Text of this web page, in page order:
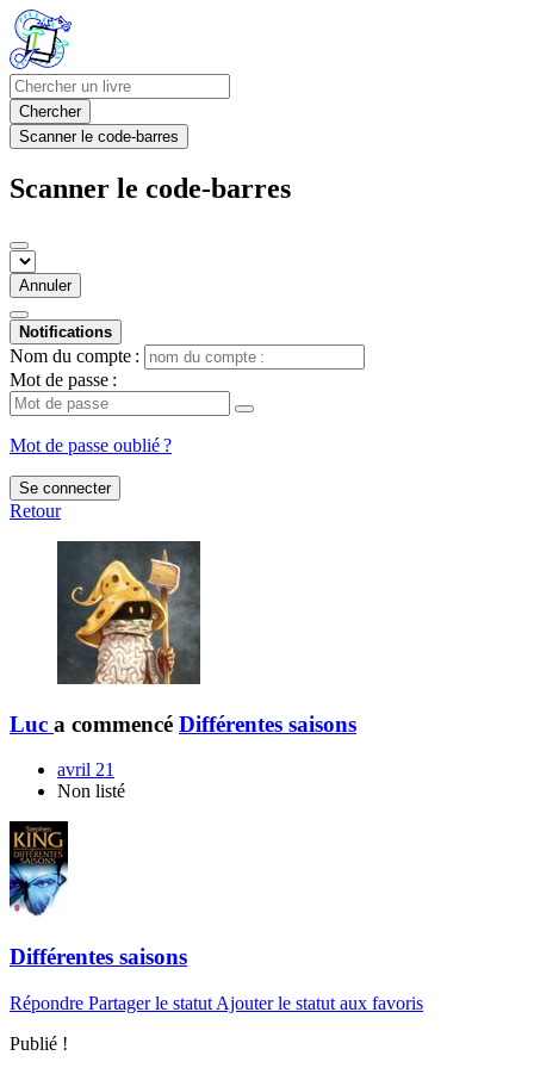
Chercher
Scanner le code-barres
Scanner le code-barres
Annuler
Notifications
Nom du compte :
Mot de passe :
Mot de passe oublié ?
Se connecter
Retour
Luc a commencé Différentes saisons
avril 21
Non listé
Différentes saisons
Répondre Partager le statut Ajouter le statut aux favoris
Publié !